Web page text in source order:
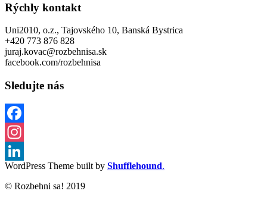
Rýchly kontakt
Uni2010, o.z., Tajovského 10, Banská Bystrica
+420 773 876 828
juraj.kovac@rozbehnisa.sk
facebook.com/rozbehnisa
Sledujte nás
Facebook
Instagram
LinkedIn
WordPress Theme built by Shufflehound.
© Rozbehni sa! 2019